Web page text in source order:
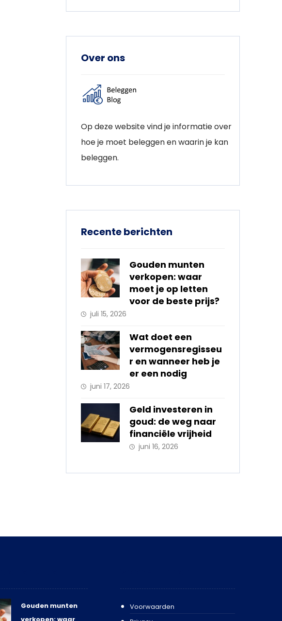
Over ons
Op deze website vind je informatie over
hoe je moet beleggen en waarin je kan
beleggen.
Recente berichten
Gouden munten
verkopen: waar
moet je op letten
voor de beste prijs?
juli 15, 2026
Wat doet een
vermogensregisseu
r en wanneer heb je
er een nodig
juni 17, 2026
Geld investeren in
goud: de weg naar
financiële vrijheid
juni 16, 2026
Gouden munten
Voorwaarden